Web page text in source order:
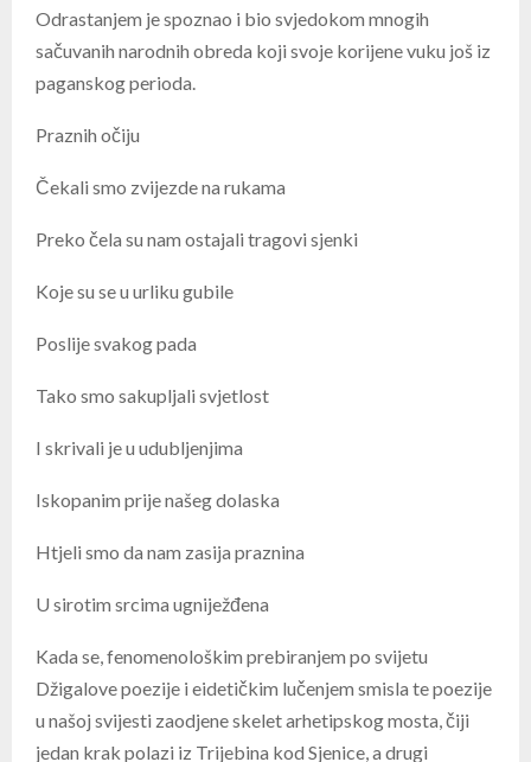
Odrastanjem je spoznao i bio svjedokom mnogih
sačuvanih narodnih obreda koji svoje korijene vuku još iz
paganskog perioda.
Praznih očiju
Čekali smo zvijezde na rukama
Preko čela su nam ostajali tragovi sjenki
Koje su se u urliku gubile
Poslije svakog pada
Tako smo sakupljali svjetlost
I skrivali je u udubljenjima
Iskopanim prije našeg dolaska
Htjeli smo da nam zasija praznina
U sirotim srcima ugniježđena
Kada se, fenomenološkim prebiranjem po svijetu
Džigalove poezije i eidetičkim lučenjem smisla te poezije
u našoj svijesti zaodjene skelet arhetipskog mosta, čiji
jedan krak polazi iz Trijebina kod Sjenice, a drugi